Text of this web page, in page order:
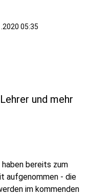
05:35
und mehr
bereits zum
aufgenommen - die
im kommenden